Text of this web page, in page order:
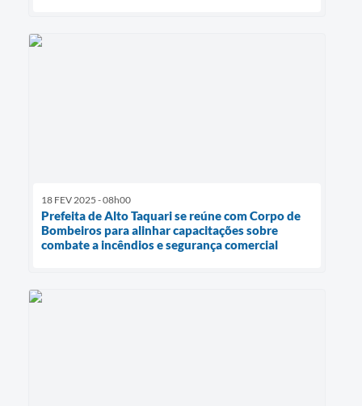
18 FEV 2025 - 08h00
Prefeita de Alto Taquari se reúne com Corpo de
Bombeiros para alinhar capacitações sobre
combate a incêndios e segurança comercial